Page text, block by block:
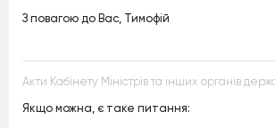
З повагою до Вас, Тимофій
Якщо можна, є таке питання: